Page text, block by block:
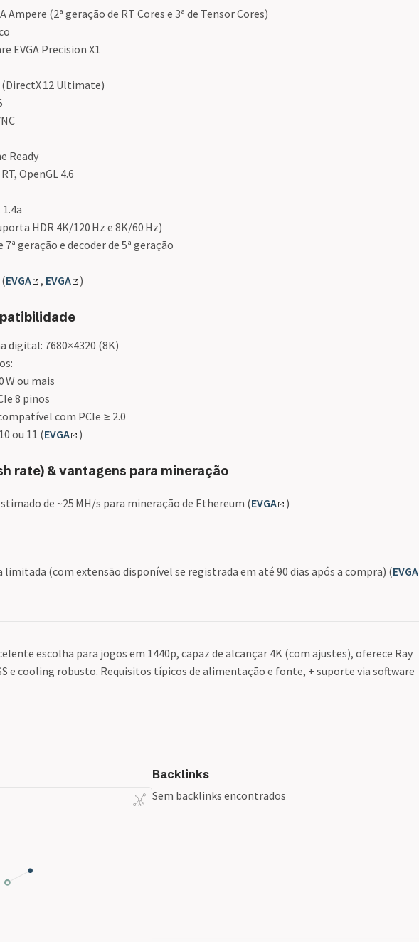
Ampere (2ª geração de RT Cores e 3ª de Tensor Cores)
EVGA Precision X1
(DirectX 12 Ultimate)
Ready
OpenGL 4.6
HDR 4K/120 Hz e 8K/60 Hz)
7ª geração e decoder de 5ª geração
EVGA , EVGA )
digital: 7680×4320 (8K)
W ou mais
8 pinos
com PCIe ≥ 2.0
ou 11 (EVGA )
rate) & vantagens para mineração
de ~25 MH/s para mineração de Ethereum (EVGA )
limitada (com extensão disponível se registrada em até 90 dias após a compra) (EVGA
escolha para jogos em 1440p, capaz de alcançar 4K (com ajustes), oferece Ray
e cooling robusto. Requisitos típicos de alimentação e fonte, + suporte via software
Backlinks
Sem backlinks encontrados